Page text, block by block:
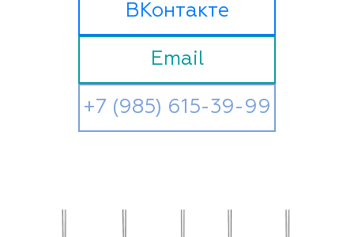
ВКонтакте
Email
+7 (985) 615-39-99